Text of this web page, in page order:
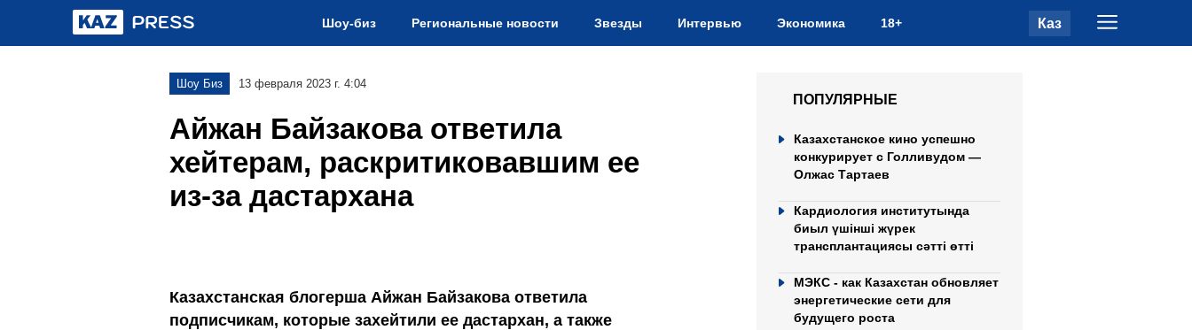
Шоу-биз Региональные новости Звезды Интервью Экономика 18+ Каз
Шоу Биз 13 февраля 2023 г. 4:04
Айжан Байзакова ответила
хейтерам, раскритиковавшим ее
из-за дастархана
Казахстанская блогерша Айжан Байзакова ответила
подписчикам, которые захейтили ее дастархан, а также
ПОПУЛЯРНЫЕ
Казахстанское кино успешно
конкурирует с Голливудом —
Олжас Тартаев
Кардиология институтында
биыл үшінші жүрек
трансплантациясы сәтті өтті
МЭКС - как Казахстан обновляет
энергетические сети для
будущего роста